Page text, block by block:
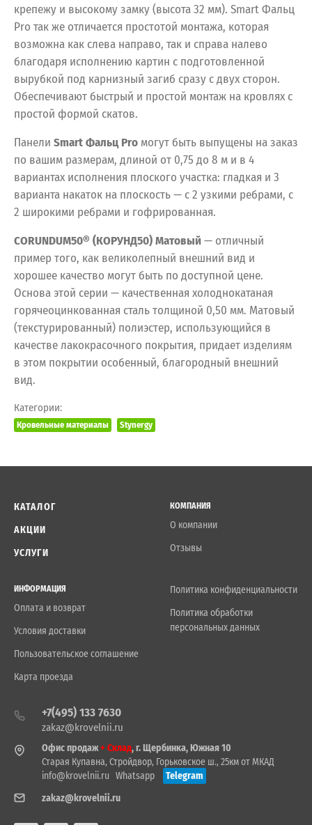
крепежу и высокому замку (высота 32 мм). Smart Фальц
Pro так же отличается простотой монтажа, которая
возможна как слева направо, так и справа налево
благодаря исполнению картин с подготовленной
вырубкой под карнизный загиб сразу с двух сторон.
Обеспечивают быстрый и простой монтаж на кровлях с
простой формой скатов.
Панели Smart Фальц Pro могут быть выпущены на заказ
по вашим размерам, длиной от 0,75 до 8 м и в 4
вариантах исполнения плоского участка: гладкая и 3
варианта накаток на плоскость — с 2 узкими ребрами, с
2 широкими ребрами и гофрированная.
CORUNDUM50® (КОРУНД50) Матовый— отличный
пример того, как великолепный внешний вид и
хорошее качество могут быть по доступной цене.
Основа этой серии — качественная холоднокатаная
горячеоцинкованная сталь толщиной 0,50 мм. Матовый
(текстурированный) полиэстер, использующийся в
качестве лакокрасочного покрытия, придает изделиям
в этом покрытии особенный, благородный внешний
вид.
Категории:
Кровельные материалы Stynergy
КАТАЛОГ
АКЦИИ
УСЛУГИ
КОМПАНИЯ
О компании
Отзывы
ИНФОРМАЦИЯ
Оплата и возврат
Условия доставки
Пользовательское соглашение
Карта проезда
Политика конфиденциальности
Политика обработки
персональных данных
+7(495) 133 7630
zakaz@krovelnii.ru
Офис продаж+ Склад, г. Щербинка, Южная 10
Старая Купавна, Стройдвор, Горьковское ш., 25км от МКАД
info@krovelnii.ru Whatsapp
Telegram
zakaz@krovelnii.ru